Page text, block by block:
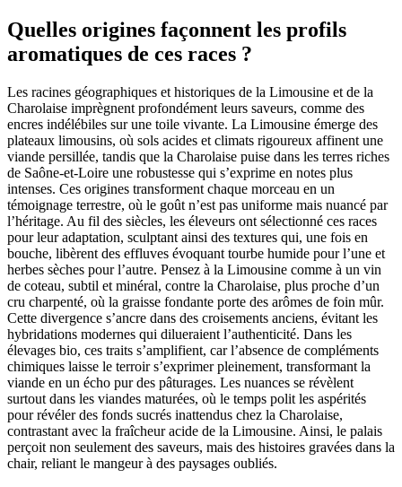
Quelles origines façonnent les profils
aromatiques de ces races ?
Les racines géographiques et historiques de la Limousine et de la
Charolaise imprègnent profondément leurs saveurs, comme des
encres indélébiles sur une toile vivante. La Limousine émerge des
plateaux limousins, où sols acides et climats rigoureux affinent une
viande persillée, tandis que la Charolaise puise dans les terres riches
de Saône-et-Loire une robustesse qui s’exprime en notes plus
intenses. Ces origines transforment chaque morceau en un
témoignage terrestre, où le goût n’est pas uniforme mais nuancé par
l’héritage. Au fil des siècles, les éleveurs ont sélectionné ces races
pour leur adaptation, sculptant ainsi des textures qui, une fois en
bouche, libèrent des effluves évoquant tourbe humide pour l’une et
herbes sèches pour l’autre. Pensez à la Limousine comme à un vin
de coteau, subtil et minéral, contre la Charolaise, plus proche d’un
cru charpenté, où la graisse fondante porte des arômes de foin mûr.
Cette divergence s’ancre dans des croisements anciens, évitant les
hybridations modernes qui dilueraient l’authenticité. Dans les
élevages bio, ces traits s’amplifient, car l’absence de compléments
chimiques laisse le terroir s’exprimer pleinement, transformant la
viande en un écho pur des pâturages. Les nuances se révèlent
surtout dans les viandes maturées, où le temps polit les aspérités
pour révéler des fonds sucrés inattendus chez la Charolaise,
contrastant avec la fraîcheur acide de la Limousine. Ainsi, le palais
perçoit non seulement des saveurs, mais des histoires gravées dans la
chair, reliant le mangeur à des paysages oubliés.